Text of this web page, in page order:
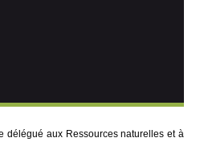
délégué aux Ressources naturelles et à